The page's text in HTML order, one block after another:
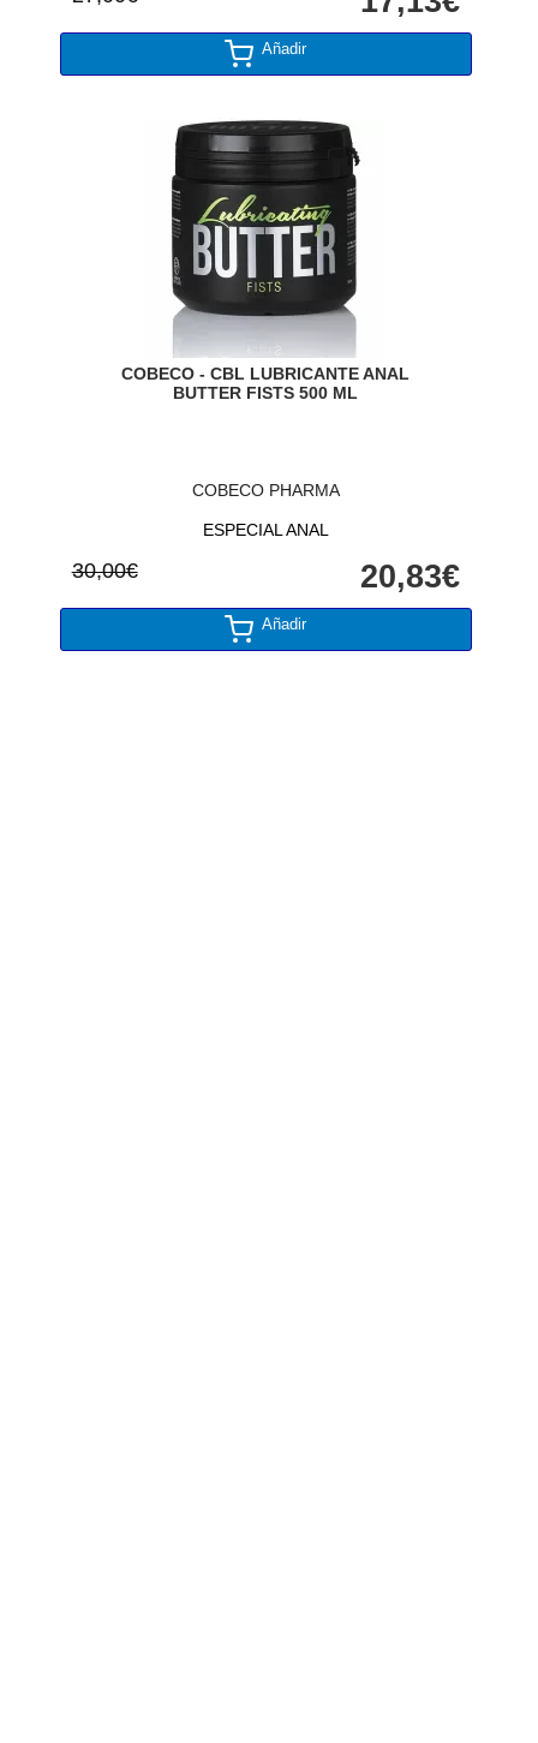
Añadir
COBECO - CBL LUBRICANTE ANAL
BUTTER FISTS 500 ML
COBECO PHARMA
ESPECIAL ANAL
30,00€ 20,83€
Añadir